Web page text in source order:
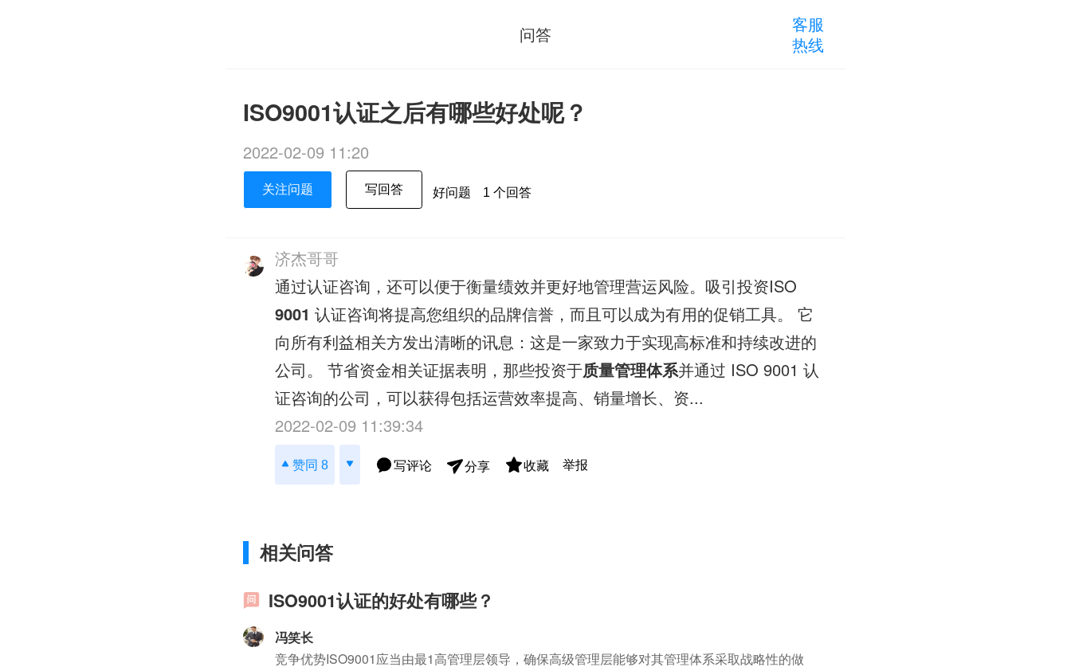
问答
客服
热线
ISO9001认证之后有哪些好处呢？
2022-02-09 11:20
关注问题 写回答 好问题 1 个回答
济杰哥哥
通过认证咨询，还可以便于衡量绩效并更好地管理营运风险。吸引投资ISO
9001 认证咨询将提高您组织的品牌信誉，而且可以成为有用的促销工具。 它
向所有利益相关方发出清晰的讯息：这是一家致力于实现高标准和持续改进的
公司。 节省资金相关证据表明，那些投资于质量管理体系并通过 ISO 9001 认
证咨询的公司，可以获得包括运营效率提高、销量增长、资...
2022-02-09 11:39:34
赞同 8 写评论 分享 收藏 举报
相关问答
ISO9001认证的好处有哪些？
冯笑长
竞争优势ISO9001应当由最1高管理层领导，确保高级管理层能够对其管理体系采取战略性的做